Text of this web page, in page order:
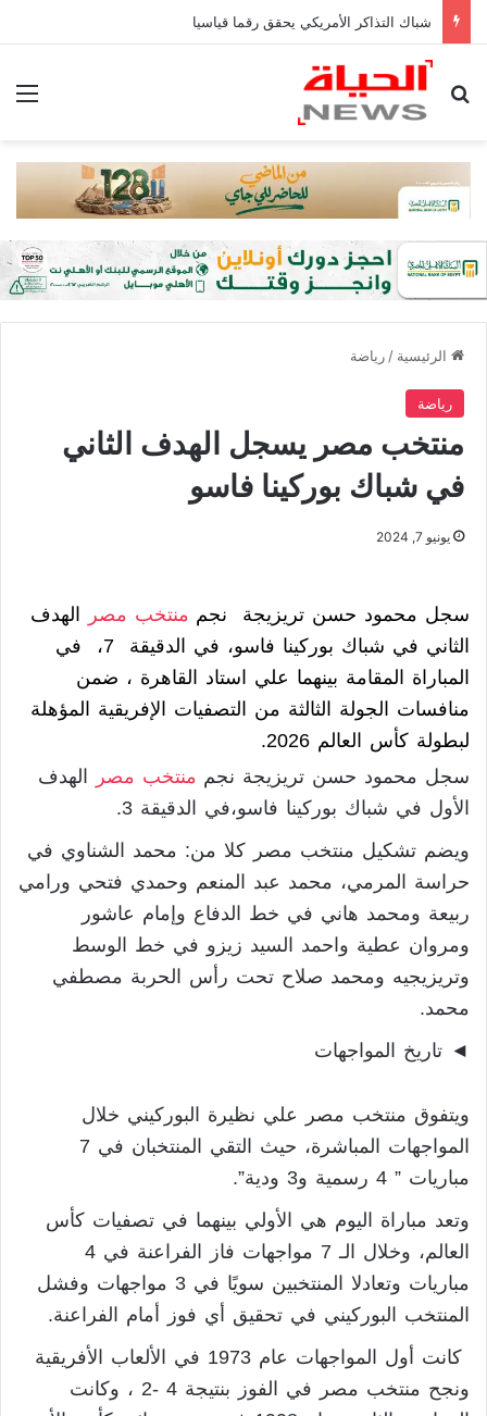
شباك التذاكر الأمريكي يحقق رقما قياسيا
بحث عن
الرئيسية / رياضة
رياضة
منتخب مصر يسجل الهدف الثاني
في شباك بوركينا فاسو
يونيو 7, 2024
سجل محمود حسن تريزيجة نجم منتخب مصر
الهدف
الثاني في شباك بوركينا فاسو، في الدقيقة 7، في
المباراة المقامة بينهما علي استاد القاهرة ، ضمن
منافسات الجولة الثالثة من التصفيات الإفريقية المؤهلة
لبطولة كأس العالم 2026.
سجل محمود حسن تريزيجة نجم منتخب مصر
الهدف
الأول في شباك بوركينا فاسو،في الدقيقة 3.
ويضم تشكيل منتخب مصر كلا من: محمد الشناوي في
حراسة المرمي، محمد عبد المنعم وحمدي فتحي ورامي
ربيعة ومحمد هاني في خط الدفاع وإمام عاشور
ومروان عطية واحمد السيد زيزو في خط الوسط
وتريزيجيه ومحمد صلاح تحت رأس الحربة مصطفي
محمد.
◄ تاريخ المواجهات
ويتفوق منتخب مصر علي نظيرة البوركيني خلال
المواجهات المباشرة، حيث التقي المنتخبان في 7
مباريات ” 4 رسمية و3 ودية”.
وتعد مباراة اليوم هي الأولي بينهما في تصفيات كأس
العالم، وخلال الـ 7 مواجهات فاز الفراعنة في 4
مباريات وتعادلا المنتخبين سويًا في 3 مواجهات وفشل
المنتخب البوركيني في تحقيق أي فوز أمام الفراعنة.
كانت أول المواجهات عام 1973 في الألعاب الأفريقية
ونجح منتخب مصر في الفوز بنتيجة 4 -2 ، وكانت